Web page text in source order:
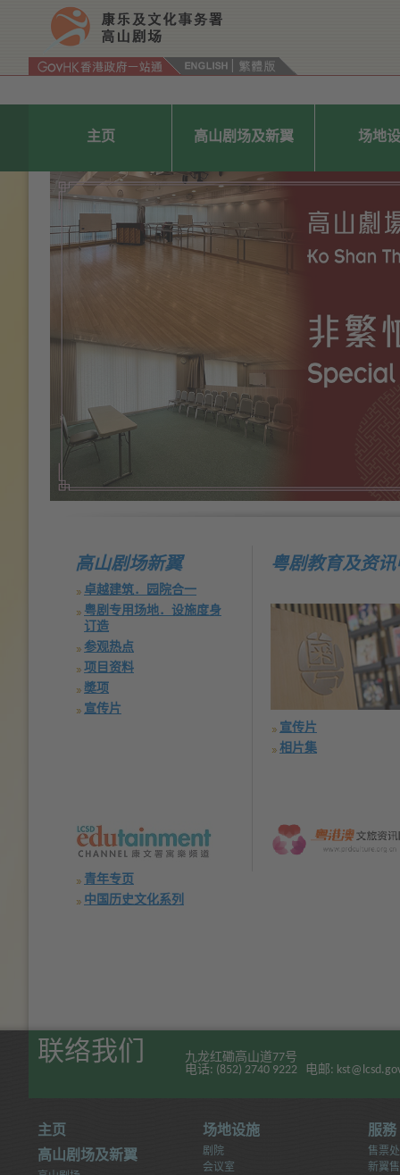
主页 高山剧场及新翼 场地
高山剧场新翼
卓越建筑．园院合一
粤剧专用场地．设施度身
订造
参观热点
项目资料
奬项
宣传片
青年专页
中国历史文化系列
粤剧教育及资讯
宣传片
相片集
联络我们
九龙红磡高山道77号
电话: (852) 2740 9222 电邮:
主页
高山剧场及新翼
场地设施
剧院
会议室
服務
售票处
新翼